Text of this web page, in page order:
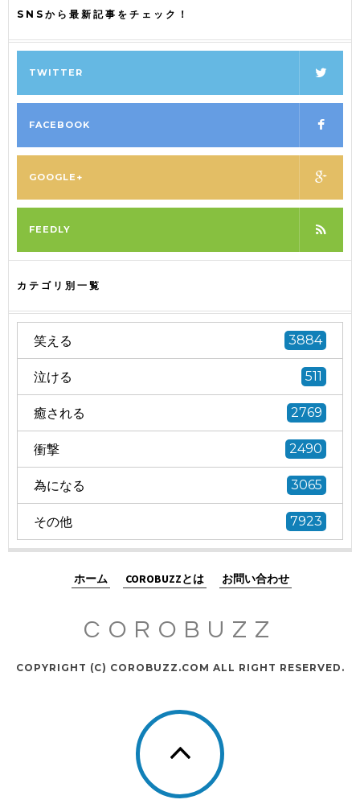
SNSから最新記事をチェック！
TWITTER
FACEBOOK
GOOGLE+
FEEDLY
カテゴリ別一覧
笑える 3884
泣ける 511
癒される 2769
衝撃 2490
為になる 3065
その他 7923
ホーム COROBUZZとは お問い合わせ
COROBUZZ
COPYRIGHT (C) COROBUZZ.COM ALL RIGHT RESERVED.